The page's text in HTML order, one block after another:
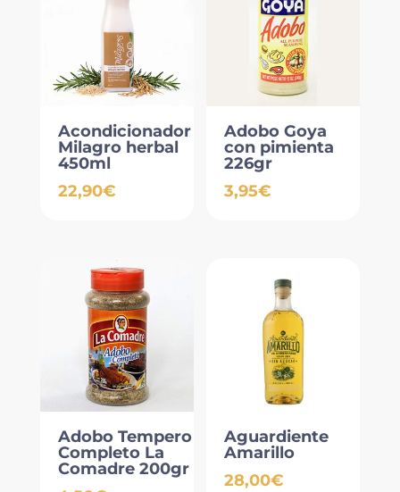
Acondicionador
Milagro herbal
450ml
22,90€
Adobo Goya
con pimienta
226gr
3,95€
Adobo Tempero
Completo La
Comadre 200gr
Aguardiente
Amarillo
28,00€